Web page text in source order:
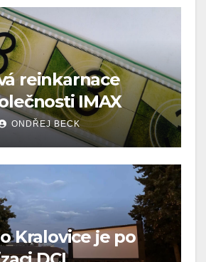
reinkarnace
IMAX
ONDŘEJ BECK
Kralovice je po